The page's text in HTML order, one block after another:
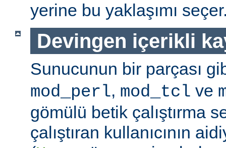
yerine bu yaklaşımı
Devingen içerikli
Sunucunun bir parçası
mod_perl, mod_tcl ve
gömülü betik çalıştırma
çalıştıran kullanıcının